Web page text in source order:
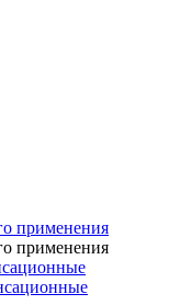
применения
применения